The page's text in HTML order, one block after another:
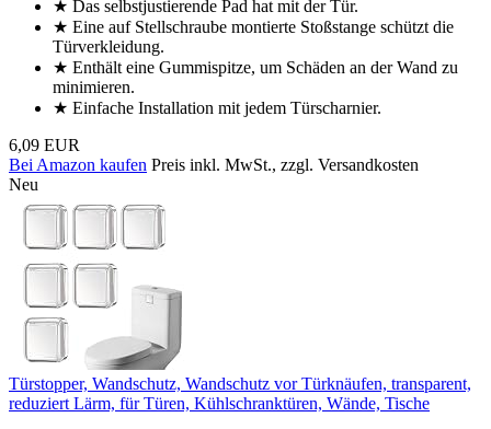
★ Das selbstjustierende Pad hat mit der Tür.
★ Eine auf Stellschraube montierte Stoßstange schützt die
Türverkleidung.
★ Enthält eine Gummispitze, um Schäden an der Wand zu
minimieren.
★ Einfache Installation mit jedem Türscharnier.
6,09 EUR
Bei Amazon kaufen Preis inkl. MwSt., zzgl. Versandkosten
Neu
Türstopper, Wandschutz, Wandschutz vor Türknäufen, transparent,
reduziert Lärm, für Türen, Kühlschranktüren, Wände, Tische